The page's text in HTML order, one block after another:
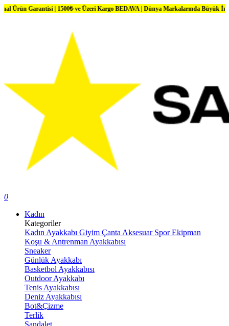
| 1500₺ ve Üzeri Kargo BEDAVA | Dünya Markalarında Büyük İndirimler
0
Kadın
Kategoriler
Kadın Ayakkabı Giyim Çanta Aksesuar Spor Ekipman
Koşu & Antrenman Ayakkabısı
Sneaker
Günlük Ayakkabı
Basketbol Ayakkabısı
Outdoor Ayakkabı
Tenis Ayakkabısı
Deniz Ayakkabısı
Bot&Çizme
Terlik
Sandalet